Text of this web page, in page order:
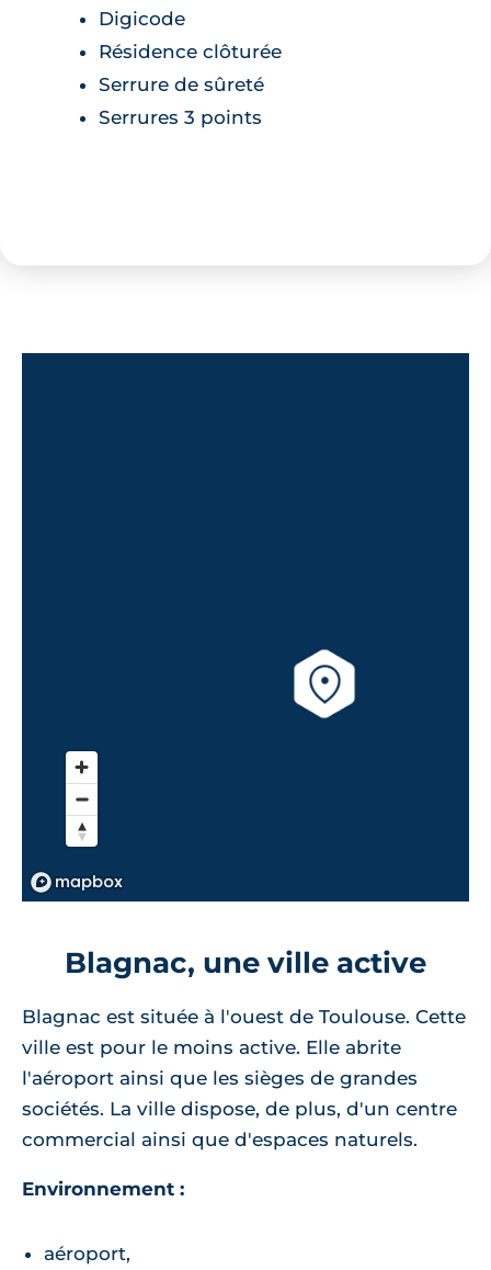
Digicode
Résidence clôturée
Serrure de sûreté
Serrures 3 points
Blagnac, une ville active
Blagnac est située à l'ouest de Toulouse. Cette
ville est pour le moins active. Elle abrite
l'aéroport ainsi que les sièges de grandes
sociétés. La ville dispose, de plus, d'un centre
commercial ainsi que d'espaces naturels.
Environnement :
aéroport,